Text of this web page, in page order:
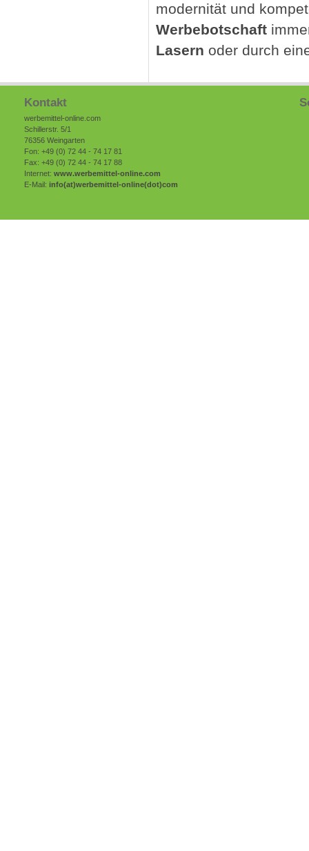
modernität und
Werbebotschaft
Lasern oder durch
Kontakt
werbemittel-online.com
Schillerstr. 5/1
76356 Weingarten
Fon: +49 (0) 72 44 - 74 17 81
Fax: +49 (0) 72 44 - 74 17 88
Internet: www.werbemittel-online.com
E-Mail: info(at)werbemittel-online(dot)com